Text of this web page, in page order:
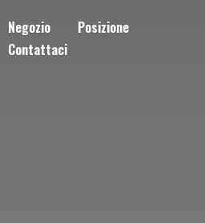
Negozio
Posizione
Contattaci